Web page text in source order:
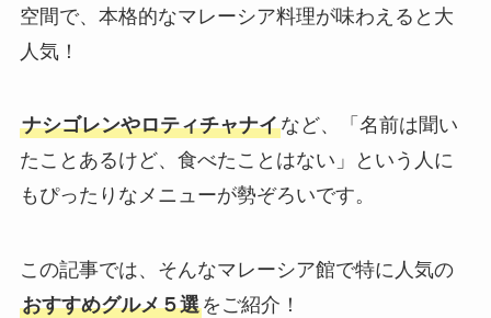
空間で、本格的なマレーシア料理が味わえると大
人気！
ナシゴレンやロティチャナイなど、「名前は聞い
たことあるけど、食べたことはない」という人に
もぴったりなメニューが勢ぞろいです。
この記事では、そんなマレーシア館で特に人気の
おすすめグルメ５選をご紹介！